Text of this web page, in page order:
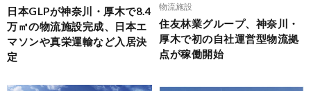
日本GLPが神奈川・厚木で8.4
万㎡の物流施設完成、日本エ
マソンや真栄運輸など入居決
定
物流施設
住友林業グループ、神奈川・
厚木で初の自社運営型物流拠
点が稼働開始